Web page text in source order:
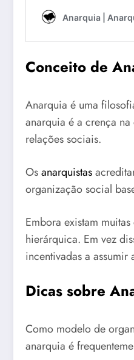
Conceito de
Anarquia é uma
anarquia é a crença
relações sociais.
Osanarquistas
organização social
Embora existam
hierárquica. Em vez
incentivadas a
Dicas sobre
Como modelo de
anarquia é